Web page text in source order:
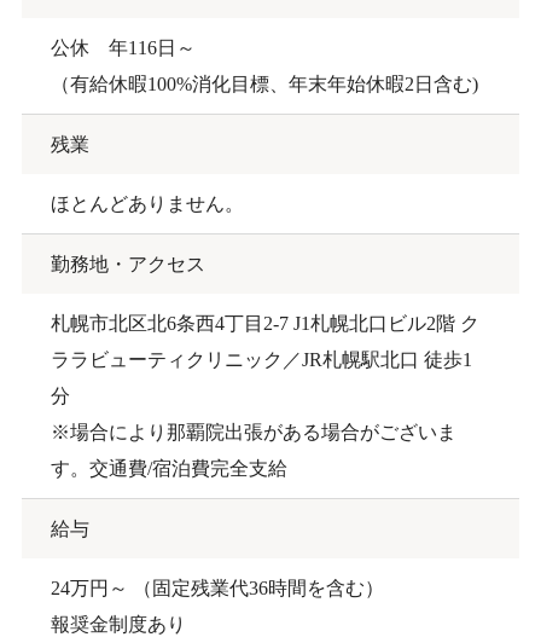
公休 年116日～
（有給休暇100%消化目標、年末年始休暇2日含む)
残業
ほとんどありません。
勤務地・アクセス
札幌市北区北6条西4丁目2-7 J1札幌北口ビル2階 ク
ララビューティクリニック／JR札幌駅北口 徒歩1
分
※場合により那覇院出張がある場合がございま
す。交通費/宿泊費完全支給
給与
24万円～ （固定残業代36時間を含む）
報奨金制度あり